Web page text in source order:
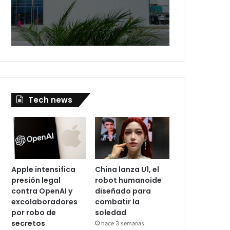
Tech news
Apple intensifica
presión legal
contra OpenAI y
excolaboradores
por robo de
secretos
China lanza U1, el
robot humanoide
diseñado para
combatir la
soledad
hace 3 semanas